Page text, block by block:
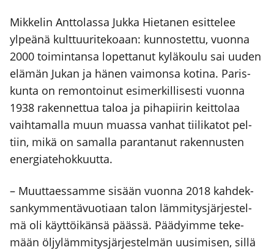
Mik­ke­lin Ant­to­las­sa Juk­ka Hie­ta­nen esit­te­lee
ylpeä­nä kult­tuu­ri­te­ko­aan: kun­nos­tet­tu, vuon­na
2000 toi­min­tan­sa lopet­ta­nut kylä­kou­lu sai uuden
elä­män Jukan ja hänen vai­mon­sa koti­na. Paris­
kun­ta on remon­toi­nut esi­mer­kil­li­ses­ti vuon­na
1938 raken­net­tua taloa ja piha­pii­rin keit­to­laa
vaih­ta­mal­la muun muas­sa van­hat tii­li­ka­tot pel­
tiin, mikä on samal­la paran­ta­nut raken­nus­ten
ener­gia­te­hok­kuut­ta.
– Muut­taes­sam­me sisään vuon­na 2018 kah­dek­
san­kym­men­tä­vuo­ti­aan talon läm­mi­tys­jär­jes­tel­
mä oli käyt­töi­kän­sä pääs­sä. Pää­dyim­me teke­
mään öljy­läm­mi­tys­jär­jes­tel­män uusi­mi­sen, sil­lä